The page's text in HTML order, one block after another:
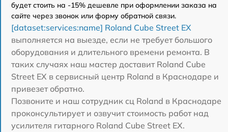
будет стоить на -15% дешевле при оформлении заказа на
сайте через звонок или форму обратной связи.
[dataset:services:name] Roland Cube Street EX
выполняется на выезде, если не требует большого
оборудования и длительного времени ремонта. В
таких случаях наш мастер доставит Roland Cube
Street EX в сервисный центр Roland в Краснодаре и
привезет обратно.
Позвоните и наш сотрудник сц Roland в Краснодаре
проконсультирует и озвучит стоимость работ над
усилителя гитарного Roland Cube Street EX.